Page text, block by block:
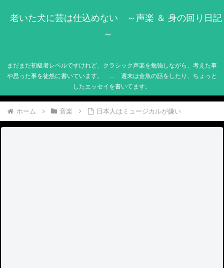
老いた犬に芸は仕込めない ～声楽 ＆ 身の回り日記
～
まだまだ初級者レベルですけれど、クラシック声楽を勉強しながら、考えた事
や思った事を徒然に書いています。 … 週末は金魚の話をしたり、ちょっと
したエッセイを書いてます。
ホーム 音楽 日本人はミュージカルが嫌い